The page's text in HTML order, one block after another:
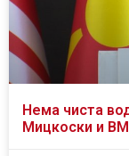
Нема чиста
Мицкоски и